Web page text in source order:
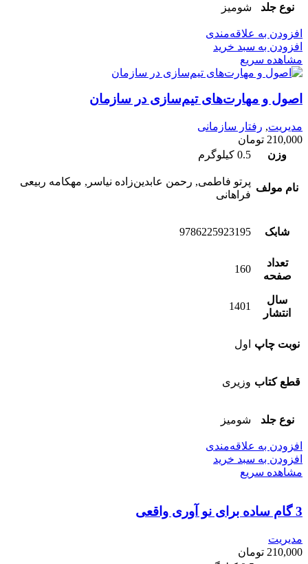
نوع جلد شومیز
افزودن به علاقه‌مندی
افزودن به سبد خرید
مشاهده سریع
اصول و مهارت‌‌های تیم‌‌سازی در سازمان
مدیریت, رفتار سازمانی
210,000 تومان
وزن
0.5 کیلوگرم
نام مولف
پرتو فاطمی, رحمن عابدین‌زاده نیاسر, مهکامه ربیعی
فراهانی
شابک 9786225923195
تعداد
صفحه
160
سال
انتشار
1401
نوبت چاپ اول
قطع کتاب وزیری
نوع جلد شومیز
افزودن به علاقه‌مندی
افزودن به سبد خرید
مشاهده سریع
3 گام ساده برای نو آوری واقعی
مدیریت
210,000 تومان